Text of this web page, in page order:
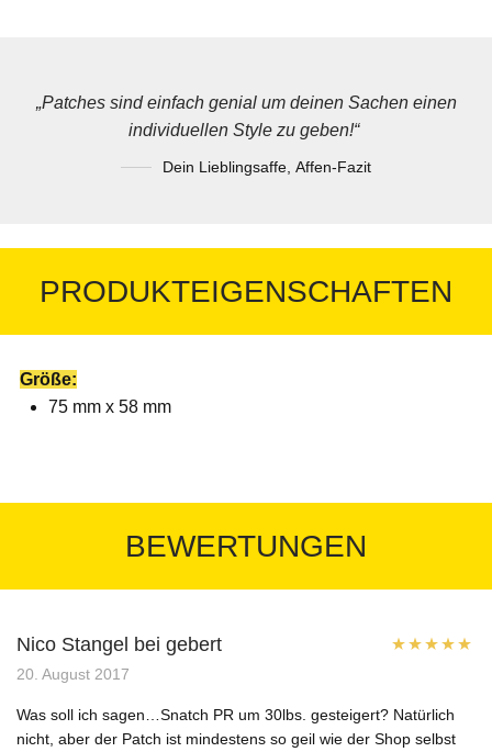
„Patches sind einfach genial um deinen Sachen einen
individuellen Style zu geben!“
Dein Lieblingsaffe Affen-Fazit
PRODUKTEIGENSCHAFTEN
Größe:
75 mm x 58 mm
BEWERTUNGEN
Nico Stangel bei gebert
20. August 2017
Was soll ich sagen…Snatch PR um 30lbs. gesteigert? Natürlich
nicht, aber der Patch ist mindestens so geil wie der Shop selbst